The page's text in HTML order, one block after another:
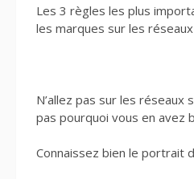
Les 3 règles les plus
les marques sur les
N’allez pas sur les réseaux
pas pourquoi vous en avez
Connaissez bien le portrait